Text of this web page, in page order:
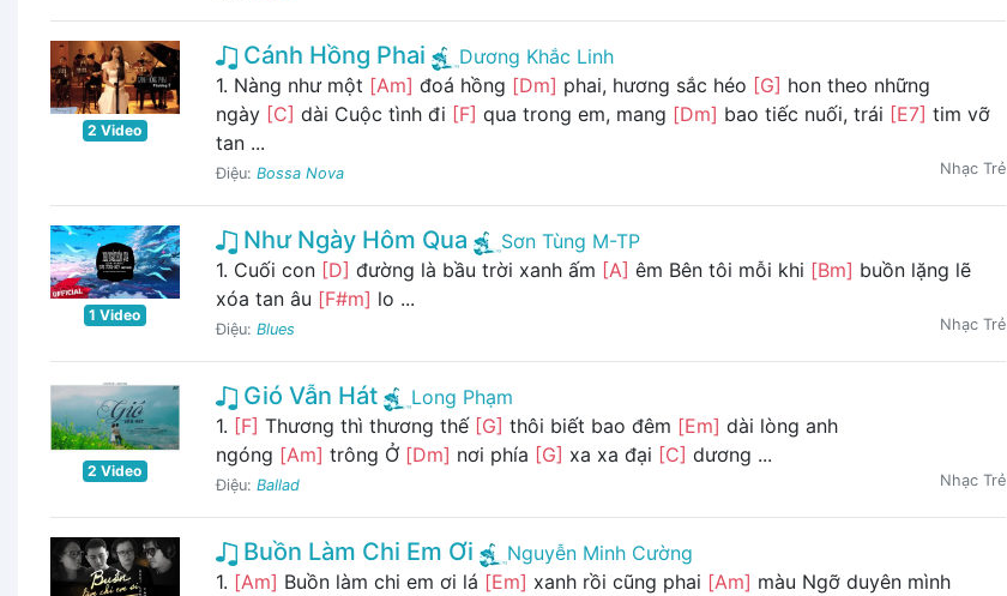
2 Video
Cánh Hồng Phai
Dương Khắc Linh
1. Nàng như một [Am] đoá hồng [Dm] phai, hương sắc héo [G] hon theo những
ngày [C] dài Cuộc tình đi [F] qua trong em, mang [Dm] bao tiếc nuối, trái [E7] tim vỡ
tan ...
Điệu: Bossa Nova Nhạc Trẻ
1 Video
Như Ngày Hôm Qua
Sơn Tùng M-TP
1. Cuối con [D] đường là bầu trời xanh ấm [A] êm Bên tôi mỗi khi [Bm] buồn lặng lẽ
xóa tan âu [F#m] lo ...
Điệu: Blues Nhạc Trẻ
2 Video
Gió Vẫn Hát
Long Phạm
1. [F] Thương thì thương thế [G] thôi biết bao đêm [Em] dài lòng anh
ngóng [Am] trông Ở [Dm] nơi phía [G] xa xa đại [C] dương ...
Điệu: Ballad Nhạc Trẻ
Buồn Làm Chi Em Ơi
Nguyễn Minh Cường
1. [Am] Buồn làm chi em ơi lá [Em] xanh rồi cũng phai [Am] màu Ngỡ duyên mình